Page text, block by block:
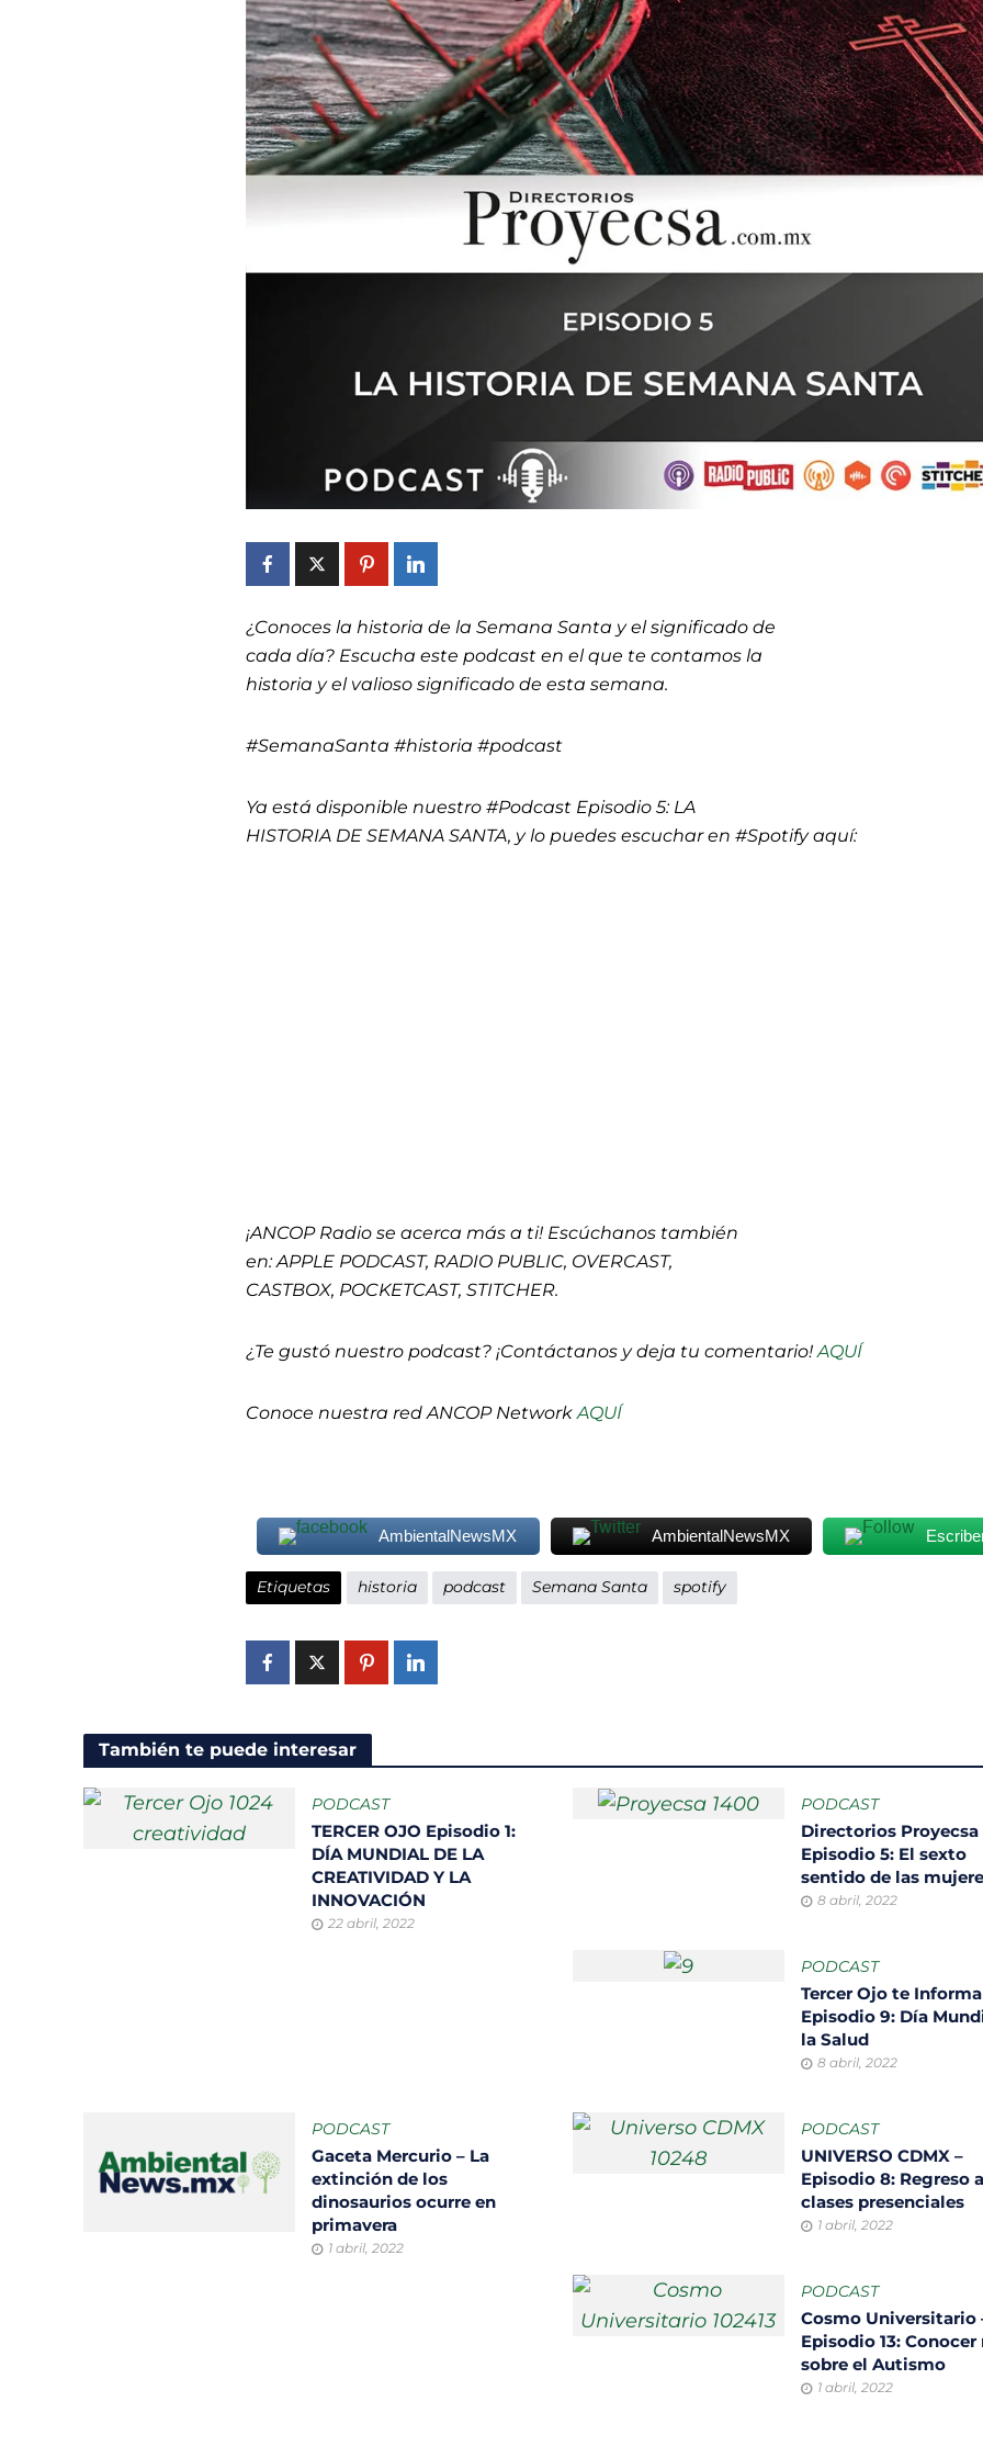
¿Conoces la historia de la Semana Santa y el significado de
cada día? Escucha este podcast en el que te contamos la
historia y el valioso significado de esta semana.
#SemanaSanta #historia #podcast
Ya está disponible nuestro #Podcast Episodio 5: LA
HISTORIA DE SEMANA SANTA, y lo puedes escuchar en #Spotify aquí:
¡ANCOP Radio se acerca más a ti! Escúchanos también
en: APPLE PODCAST, RADIO PUBLIC, OVERCAST,
CASTBOX, POCKETCAST, STITCHER.
¿Te gustó nuestro podcast? ¡Contáctanos y deja tu comentario!AQUÍ
Conoce nuestra red ANCOP NetworkAQUÍ
AmbientalNewsMX AmbientalNewsMX
Etiquetas historia podcast Semana Santa spotify
También te puede interesar
PODCAST
TERCER OJO Episodio 1:
DÍA MUNDIAL DE LA
CREATIVIDAD Y LA
INNOVACIÓN
22 abril, 2022
PODCAST
Directorios Proyecsa
Episodio 5: El sexto
sentido de las
8 abril, 2022
PODCAST
Tercer Ojo te Informa
Episodio 9: Día
la Salud
8 abril, 2022
PODCAST
Gaceta Mercurio – La
extinción de los
dinosaurios ocurre en
primavera
1 abril, 2022
PODCAST
UNIVERSO CDMX –
Episodio 8: Regreso a
clases presenciales
1 abril, 2022
PODCAST
Cosmo Universitario
Episodio 13: Conocer
sobre el Autismo
1 abril, 2022